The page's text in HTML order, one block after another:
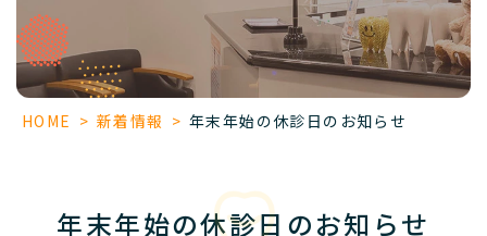
知
ら
せ
HOME > 新着情報 > 年末年始の休診日のお知らせ
年末年始の休診日のお知らせ